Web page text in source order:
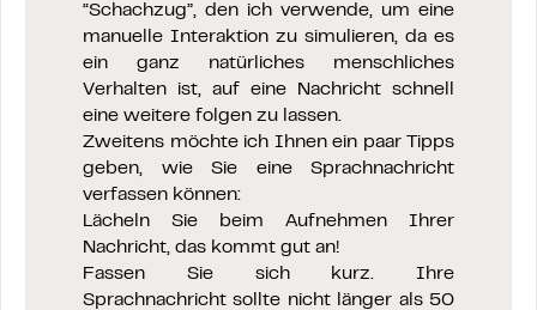
“Schachzug”, den ich verwende, um eine
manuelle Interaktion zu simulieren, da es
ein ganz natürliches menschliches
Verhalten ist, auf eine Nachricht schnell
eine weitere folgen zu lassen.
Zweitens möchte ich Ihnen ein paar Tipps
geben, wie Sie eine Sprachnachricht
verfassen können:
Lächeln Sie beim Aufnehmen Ihrer
Nachricht, das kommt gut an!
Fassen Sie sich kurz. Ihre
Sprachnachricht sollte nicht länger als 50